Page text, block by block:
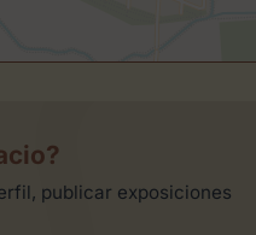
publicar exposiciones